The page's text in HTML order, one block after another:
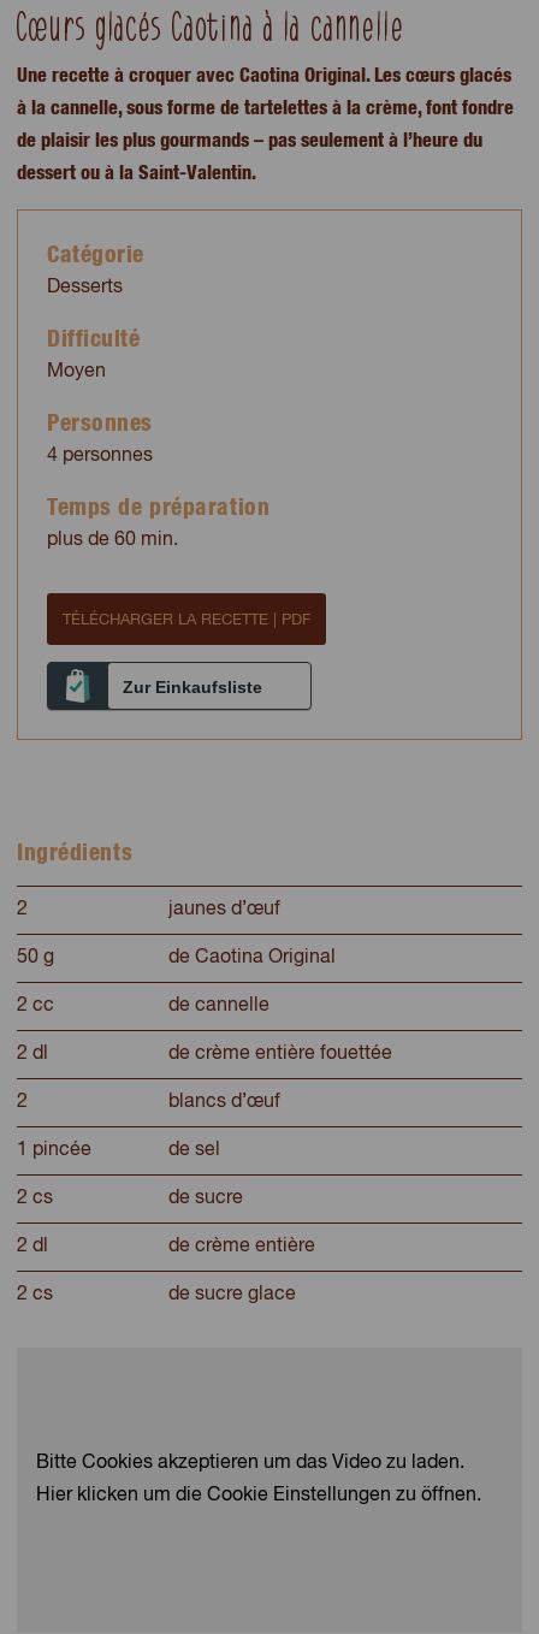
Cœurs glacés Caotina à la cannelle
Une recette à croquer avec Caotina Original. Les cœurs glacés
à la cannelle, sous forme de tartelettes à la crème, font fondre
de plaisir les plus gourmands – pas seulement à l’heure du
dessert ou à la Saint-Valentin.
Catégorie
Desserts
Difficulté
Moyen
Personnes
4 personnes
Temps de préparation
plus de 60 min.
TÉLÉCHARGER LA RECETTE | PDF
Zur Einkaufsliste
Ingrédients
2 jaunes d’œuf
50 g de Caotina Original
2 cc de cannelle
2 dl de crème entière fouettée
2 blancs d’œuf
1 pincée de sel
2 cs de sucre
2 dl de crème entière
2 cs de sucre glace
Bitte Cookies akzeptieren um das Video zu laden.
Hier klicken um die Cookie Einstellungen zu öffnen.